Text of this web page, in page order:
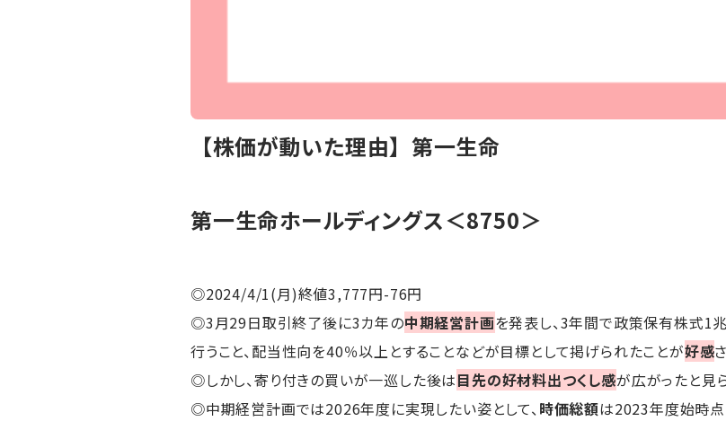
【株価が動いた理由】第一生命
第一生命ホールディングス＜8750＞
◎2024/4/1(月)終値3,777円-76円
◎3月29日取引終了後に3カ年の中期経営計画を発表し、3年間で政策保有株式
行うこと、配当性向を40％以上とすることなどが目標として掲げられたことが好感
◎しかし、寄り付きの買いが一巡した後は目先の好材料出つくし感が広がったと見
◎中期経営計画では2026年度に実現したい姿として、 時価総額は2023年度始時